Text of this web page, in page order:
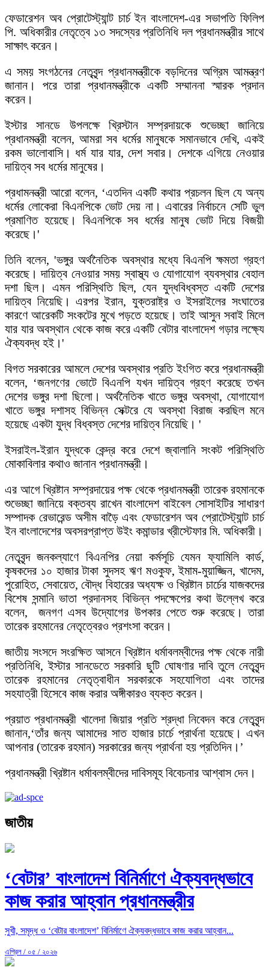
ফেডারেশন অব প্রোটেস্ট্যান্ট চার্চ ইন বাংলাদেশ-এর সভাপতি ফিলিপ
পি. অধিকারীর নেতৃত্বে ১৩ সদস্যের প্রতিনিধি দল প্রধানমন্ত্রীর সাথে
সাক্ষাৎ করেন।
এ সময় সংগঠনের নেতৃবৃন্দ প্রধানমন্ত্রীকে বড়দিনের অগ্রিম আমন্ত্রণ
জানান। পরে তারা প্রধানমন্ত্রীকে একটি সম্মাননা স্মারক প্রদান
করেন।
ইস্টার সানডে উপলক্ষে খ্রিস্টান সম্প্রদায়কে শুভেচ্ছা জানিয়ে
প্রধানমন্ত্রী বলেন, আমরা সব ধর্মের মানুষকে সমানভাবে দেখি, একই
রকম ভালোবাসি। ধর্ম যার যার, দেশ সবার। দেশকে এগিয়ে নেওয়ার
দায়িত্ব সব ধর্মের মানুষের।
প্রধামনন্ত্রী আরো বলেন, ‘এতদিন একটি কথার প্রচলন ছিল যে অন্য
ধর্মের লোকেরা বিএনপিকে ভোট দেয় না। এবারের নির্বাচনে সেটি ভুল
প্রমাণিত হয়েছে। বিএনপিকে সব ধর্মের মানুষ ভোট দিয়ে বিজয়ী
করেছে।'
তিনি বলেন, 'ভঙ্গুর অর্থনৈতিক অবস্থার মধ্যে বিএনপি ক্ষমতা গ্রহণ
করেছে। দায়িত্ব নেওয়ার সময় স্বাস্থ্য ও যোগাযোগ ব্যবস্থার বেহাল
দশা ছিল। এমন পরিস্থিতি ছিল, যেন যুদ্ধবিধ্বস্ত একটি দেশের
দায়িত্ব নিয়েছি। এরপর ইরান, যুক্তরাষ্ট্র ও ইসরাইলের সংঘাতের
কারণে আরেকটি সংকটের মুখে পড়তে হয়েছে। তাই আসুন সবাই মিলে
যার যার অবস্থান থেকে কাজ করে একটি বেটার বাংলাদেশ গড়ার লক্ষ্যে
ঐক্যবদ্ধ হই।'
বিগত সরকারের আমলে দেশের অবস্থার প্রতি ইংগিত করে প্রধানমন্ত্রী
বলেন, ‘জনগণের ভোটে বিএনপি যখন দায়িত্ব গ্রহণ করেছে তখন
দেশের ভঙ্গুর দশা ছিলো। অর্থনৈতিক খাতে ভঙ্গুর অবস্থা, যোগাযোগ
খাতে ভঙ্গুর দশাসহ বিভিন্ন সেক্টরে যে অবস্থা বিরাজ করছিল মনে
হয়েছে একটা যুদ্ধ বিধ্বস্ত দেশের দায়িত্ব নিয়েছি। '
ইসরাইল-ইরান যুদ্ধকে কেন্দ্র করে দেশে জ্বালানি সংকট পরিস্থিতি
মোকাবিলার কথাও জানান প্রধানমন্ত্রী।
এর আগে খ্রিষ্টান সম্প্রদায়ের পক্ষ থেকে প্রধানমন্ত্রী তারেক রহমানকে
শুভেচ্ছা জানিয়ে বক্তব্য রাখেন বাংলাদেশ বাইবেল সোসাইটির সাধারণ
সম্পাদক রেভারেন্ড অসীম বাড়ৈ এবং ফেডারেশন অব প্রোটেস্ট্যান্ট চার্চ
ইন বাংলাদেশের অবসরপ্রাপ্ত উইং কমান্ডার খ্রীস্টেফার মি. অধিকারী।
নেতৃবৃন্দ জনকল্যাণে বিএনপির নেয়া কর্মসূচি যেমন ফ্যামিলি কার্ড,
কৃষকদের ১০ হাজার টাকা সুদসহ ঋণ মওকুফ, ইমাম-মুয়াজ্জিন, খাদেম,
পুরোহিত, সেবায়েত, বৌদ্ধ বিহারের অধ্যক্ষ ও খ্রিষ্টান চার্চের যাজকদের
বিশেষ সন্মানি ভাতা প্রদানসহ বিভিন্ন পদক্ষেপের কথা উল্লেখ করে
বলেন, জনগণ এসব উদ্যোগের উপকার পেতে শুরু করেছে। তারা
তারেক রহমানের নেতৃত্বেরও প্রশংসা করেন।
জাতীয় সংসদে সংরক্ষিত আসনে খ্রিষ্টান ধর্মাবলম্বীদের পক্ষ থেকে নারী
প্রতিনিধি, ইস্টার সানডেতে সরকারি ছুটি ঘোষণার দাবি তুলে নেতৃবৃন্দ
তারেক রহমানের নেতৃত্বাধীন সরকারকে সহযোগিতা এবং তাদের
সহযাত্রী হিসেবে কাজ করার অঙ্গীকারও ব্যক্ত করেন।
প্রয়াত প্রধানমন্ত্রী খালেদা জিয়ার প্রতি শ্রদ্ধা নিবেদন করে নেতৃবৃন্দ
জানান,‘তাঁর জন্য আমাদের সাত হাজার চার্চে প্রার্থনা হয়েছে। এখন
আপনার (তারেক রহমান) সরকারের জন্য প্রার্থনা হয় প্রতিদিন।’
প্রধানমন্ত্রী খ্রিষ্টান ধর্মাবলম্বীদের দাবিসমূহ বিবেচনার আশ্বাস দেন।
জাতীয়
‘বেটার’ বাংলাদেশ বিনির্মাণে ঐক্যবদ্ধভাবে
কাজ করার আহ্বান প্রধানমন্ত্রীর
সুখী, সমৃদ্ধ ও ‘বেটার বাংলাদেশ’ বিনির্মাণে ঐক্যবদ্ধভাবে কাজ করার আহ্বান...
এপ্রিল / ০৫ / ২০২৬